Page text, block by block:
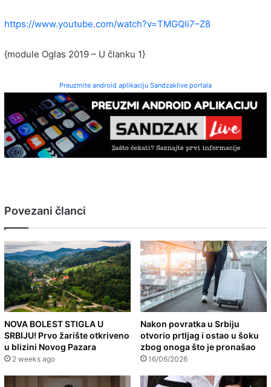
https://www.youtube.com/watch?v=TMGQIi7–Z8
{module Oglas 2019 – U članku 1}
Preuzmite android aplikaciju Sandzaklive portala
Povezani članci
NOVA BOLEST STIGLA U
SRBIJU! Prvo žarište otkriveno
u blizini Novog Pazara
2 weeks ago
Nakon povratka u Srbiju
otvorio prtljag i ostao u šoku
zbog onoga što je pronašao
16/06/2026